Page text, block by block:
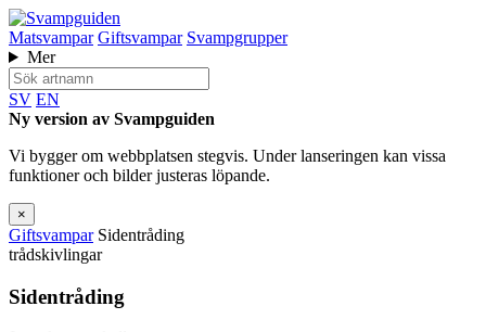
Matsvampar Giftsvampar Svampgrupper
Mer
SV EN
Ny version av Svampguiden
Vi bygger om webbplatsen stegvis. Under lanseringen kan vissa
funktioner och bilder justeras löpande.
×
Giftsvampar Sidentråding
trådskivlingar
Sidentråding